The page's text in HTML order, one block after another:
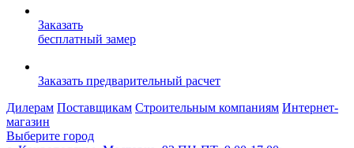
Заказать
бесплатный замер
Заказать предварительный расчет
Дилерам Поставщикам Строительным компаниям Интернет-
магазин
Выберите город